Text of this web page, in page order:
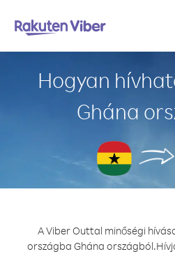
Hogyan
Ghána
A Viber Outtal minőségi
országba Ghána országból.